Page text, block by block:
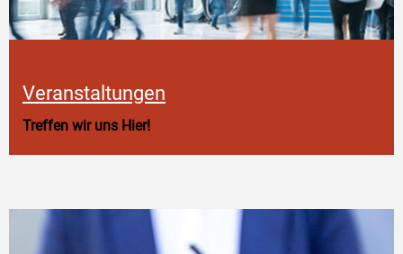
Veranstaltungen
Treffen wir uns Hier!